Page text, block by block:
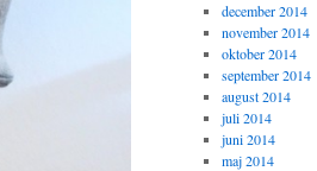
december 2014
november 2014
oktober 2014
september 2014
august 2014
juli 2014
juni 2014
maj 2014